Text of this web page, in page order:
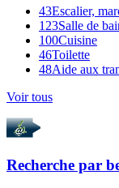
43Escalier,
123Salle de
100Cuisine
46Toilette
48Aide aux
Voir tous
Recherche par